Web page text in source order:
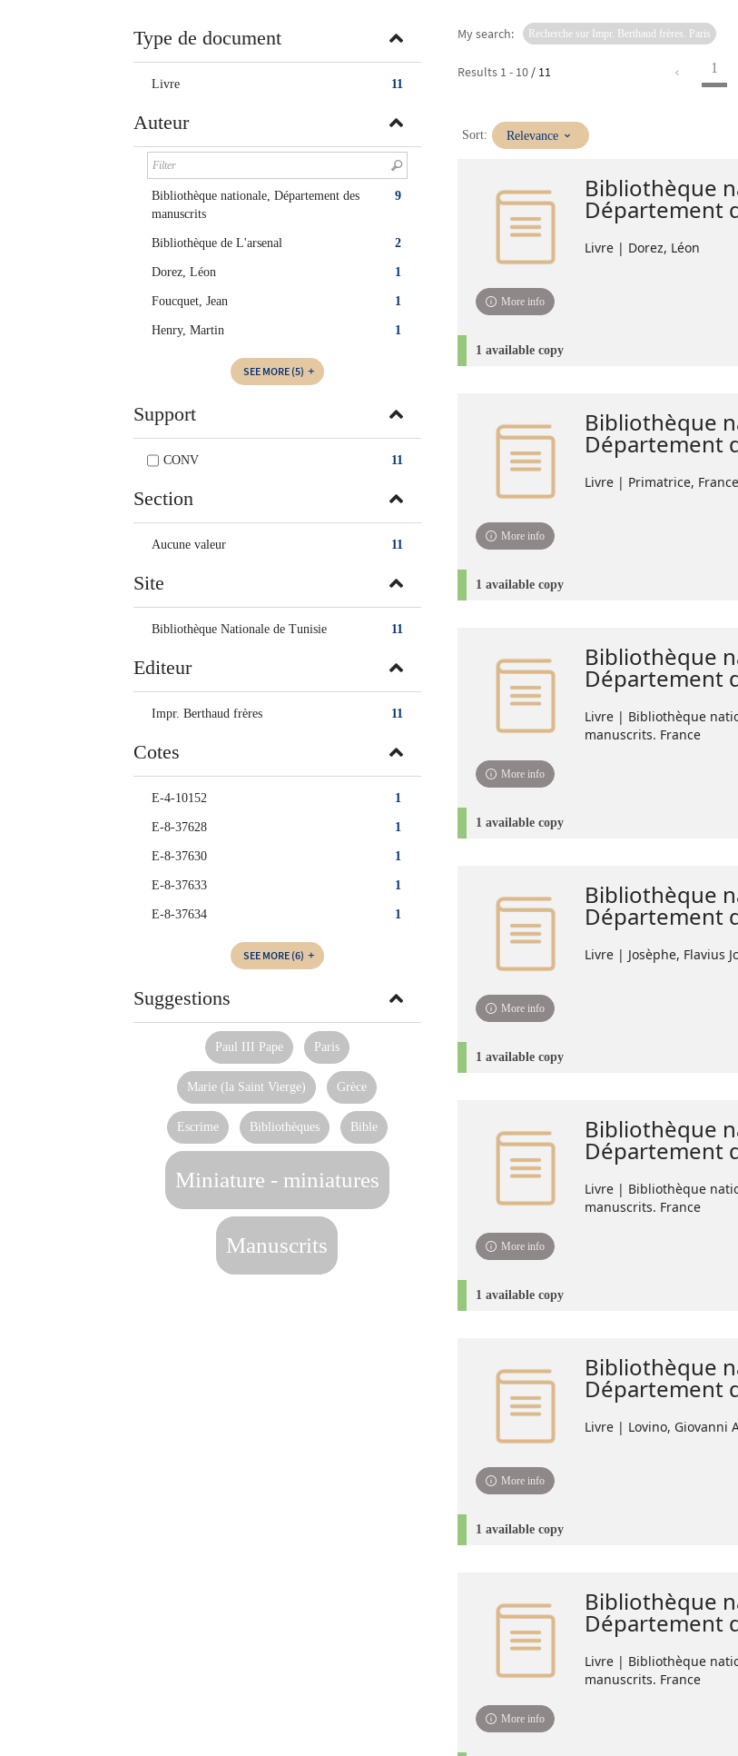
My search: Recherche sur Impr. Berthaud frères. Paris
Results 1 - 10 / 11 1
Sort:(Immediate
update)
Relevance
Bibliothèque
Département
Livre | Dorez, Léon
More info
1 available copy
Bibliothèque
Département
Livre | Primatrice,
More info
1 available copy
Bibliothèque
Département
Livre | Bibliothèque
manuscrits. France
More info
1 available copy
Bibliothèque
Département
Livre | Josèphe, Flavius
More info
1 available copy
Bibliothèque
Département
Livre | Bibliothèque
manuscrits. France
More info
1 available copy
Bibliothèque
Département
Livre | Lovino, Giovanni
More info
1 available copy
Bibliothèque
Département
Livre | Bibliothèque
manuscrits. France
More info
Type de document
11
Livre
Auteur
9
Bibliothèque nationale, Département des
manuscrits
2
Bibliothèque de L'arsenal
1
Dorez, Léon
1
Foucquet, Jean
1
Henry, Martin
SEE MORE (5)
Support
11
CONV
Section
11
Aucune valeur
Site
11
Bibliothèque Nationale de Tunisie
Editeur
11
Impr. Berthaud frères
Cotes
1
E-4-10152
1
E-8-37628
1
E-8-37630
1
E-8-37633
1
E-8-37634
SEE MORE (6)
Suggestions
Paul III Pape Paris
Marie (la Saint Vierge) Grèce
Escrime Bibliothèques Bible
Miniature - miniatures
Manuscrits